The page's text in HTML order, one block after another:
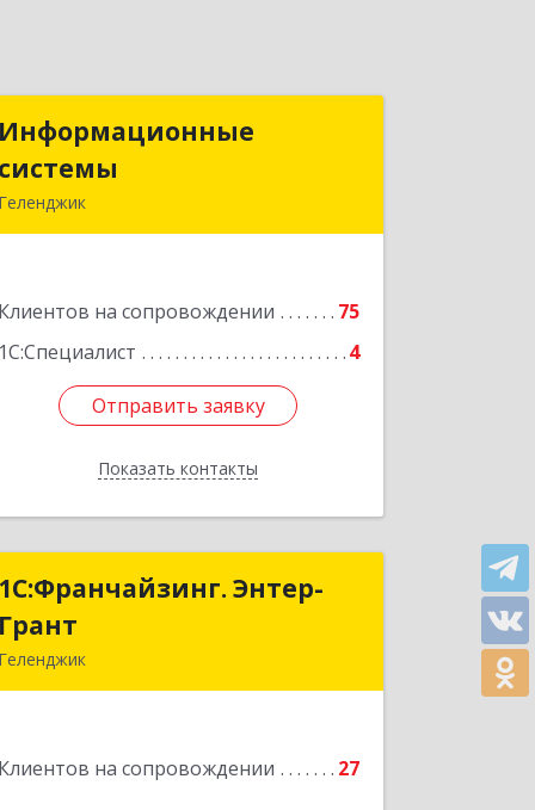
Информационные
системы
Геленджик
Клиентов на сопровождении
75
1С:Специалист
4
Отправить заявку
Показать контакты
Информационные
Подробнее
Отправить заявку
Назад
1С:Франчайзинг. Энтер-
Грант
Геленджик
Клиентов на сопровождении 27
1С:Франчайзинг. Энтер-
Подробнее